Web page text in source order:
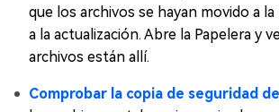
que los archivos se hayan movido a
a la actualización. Abre la Papelera y
archivos están allí.
Comprobar la copia de seguridad